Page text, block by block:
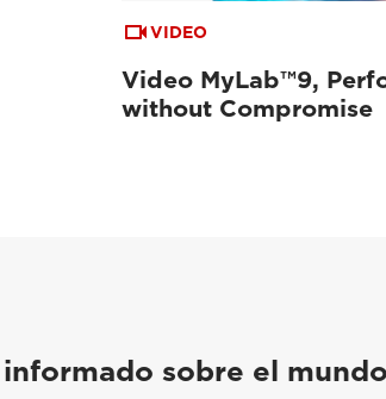
VIDEO
Video MyLab™9,
without Compromise
sobre el